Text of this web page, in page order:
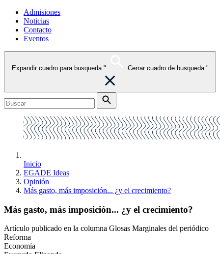
Admisiones
Noticias
Contacto
Eventos
Expandir cuadro para busqueda." Cerrar cuadro de busqueda."
Inicio
EGADE Ideas
Opinión
Más gasto, más imposición... ¿y el crecimiento?
Más gasto, más imposición... ¿y el crecimiento?
Artículo publicado en la columna Glosas Marginales del periódico
Reforma
Economía